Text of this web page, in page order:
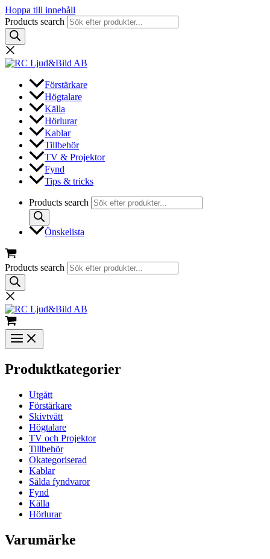
Hoppa till innehåll
Products search
Förstärkare
Högtalare
Källa
Hörlurar
Kablar
Tillbehör
TV & Projektor
Fynd
Tips & tricks
Products search
Önskelista
Products search
Produktkategorier
Utgått
Förstärkare
Skivtvätt
Högtalare
TV och Projektor
Tillbehör
Okategoriserad
Kablar
Sålda fyndvaror
Fynd
Källa
Hörlurar
Varumärke